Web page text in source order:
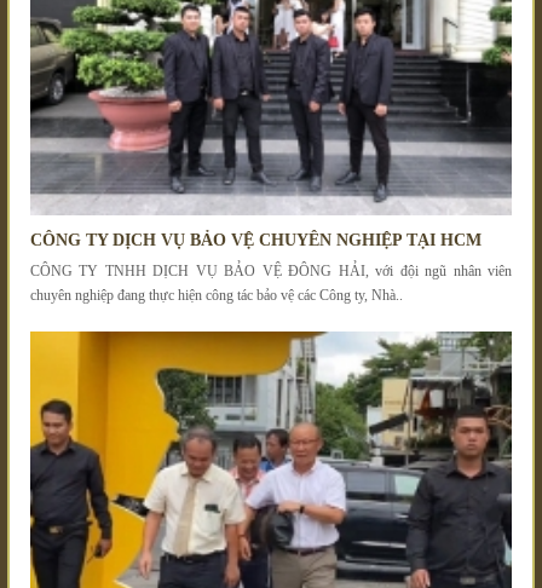
CÔNG TY DỊCH VỤ BẢO VỆ CHUYÊN NGHIỆP TẠI HCM
CÔNG TY TNHH DỊCH VỤ BẢO VỆ ĐÔNG HẢI, với đội ngũ nhân viên
chuyên nghiệp đang thực hiện công tác bảo vệ các Công ty, Nhà..